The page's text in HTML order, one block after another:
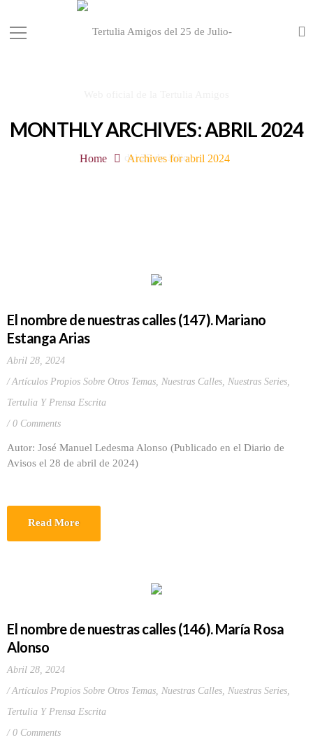
MONTHLY ARCHIVES: ABRIL 2024
Home Archives for abril 2024
El nombre de nuestras calles (147). Mariano
Estanga Arias
Abril 28, 2024
Artículos Propios Sobre Otros Temas, Nuestras Calles, Nuestras Series,
Tertulia Y Prensa Escrita
0 Comments
Autor: José Manuel Ledesma Alonso (Publicado en el Diario de
Avisos el 28 de abril de 2024)
Read More
El nombre de nuestras calles (146). María Rosa
Alonso
Abril 28, 2024
Artículos Propios Sobre Otros Temas, Nuestras Calles, Nuestras Series,
Tertulia Y Prensa Escrita
0 Comments